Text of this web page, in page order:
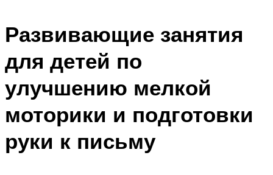
Развивающие занятия
для детей по
улучшению мелкой
моторики и подготовки
руки к письму